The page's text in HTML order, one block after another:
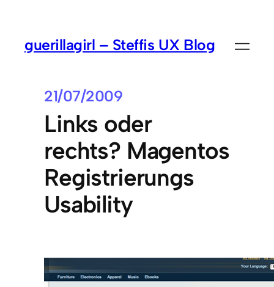
guerillagirl – Steffis UX Blog
21/07/2009
Links oder
rechts? Magentos
Registrierungs
Usability